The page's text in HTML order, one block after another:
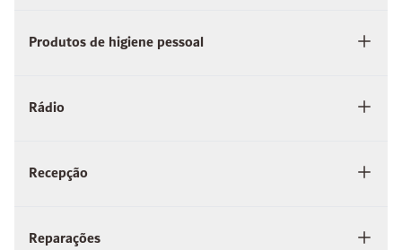
Produtos de higiene pessoal
Rádio
Recepção
Reparações